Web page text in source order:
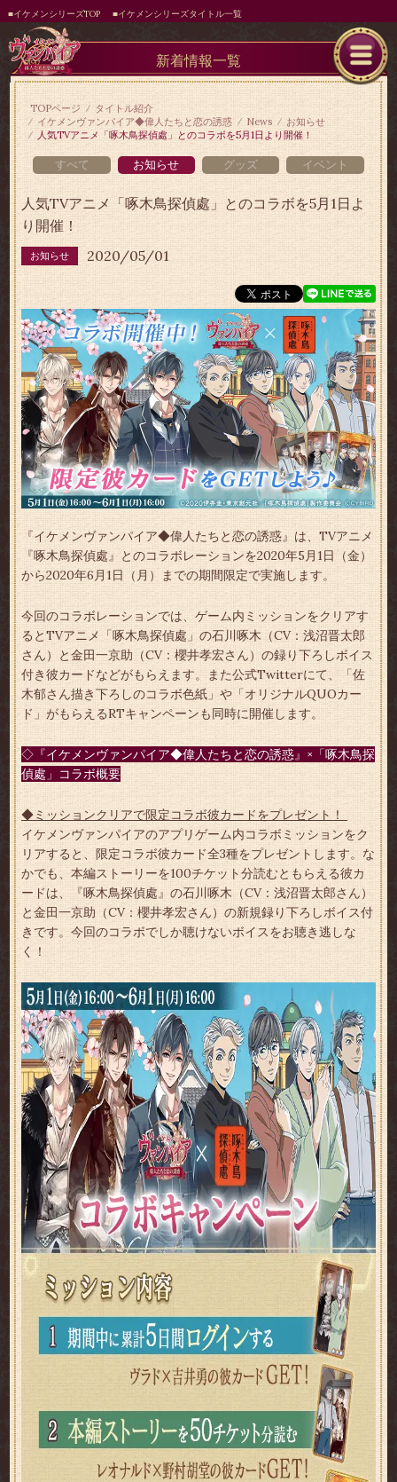
■イケメンシリーズTOP ■イケメンシリーズタイトル一覧
新着情報一覧
TOPページ
タイトル紹介
イケメンヴァンパイア◆偉人たちと恋の誘惑
News
お知らせ
人気TVアニメ「啄木鳥探偵處」とのコラボを5月1日より開催！
すべて お知らせ グッズ イベント
人気TVアニメ「啄木鳥探偵處」とのコラボを5月1日よ
り開催！
お知らせ 2020/05/01
『イケメンヴァンパイア◆偉人たちと恋の誘惑』は、TVアニメ
『啄木鳥探偵處』とのコラボレーションを2020年5月1日（金）
から2020年6月1日（月）までの期間限定で実施します。
今回のコラボレーションでは、ゲーム内ミッションをクリアす
るとTVアニメ「啄木鳥探偵處」の石川啄木（CV：浅沼晋太郎
さん）と金田一京助（CV：櫻井孝宏さん）の録り下ろしボイス
付き彼カードなどがもらえます。また公式Twitterにて、「佐
木郁さん描き下ろしのコラボ色紙」や「オリジナルQUOカー
ド」がもらえるRTキャンペーンも同時に開催します。
◇『イケメンヴァンパイア◆偉人たちと恋の誘惑』×「啄木鳥探
偵處」コラボ概要
◆ミッションクリアで限定コラボ彼カードをプレゼント！
イケメンヴァンパイアのアプリゲーム内コラボミッションをク
リアすると、限定コラボ彼カード全3種をプレゼントします。な
かでも、本編ストーリーを100チケット分読むともらえる彼カ
ードは、『啄木鳥探偵處』の石川啄木（CV：浅沼晋太郎さん）
と金田一京助（CV：櫻井孝宏さん）の新規録り下ろしボイス付
きです。今回のコラボでしか聴けないボイスをお聴き逃しな
く！